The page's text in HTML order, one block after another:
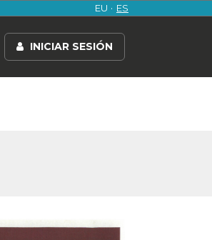
EU ES
INICIAR SESIÓN